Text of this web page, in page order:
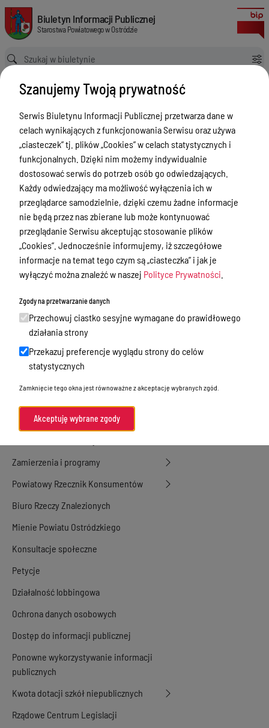
Biuro Rzeczy Znalezionych
Biuletyn Informacji Publicznej Starostwa Powiatowego w Ostródzie
Biuletyn Informacji Publicznej
Starostwa Powiatowego w Ostródzie
Ścieżka powrotu
Strona główna Informacja Biuro Rzeczy Znalezionych
Informacja
Menu Przedmiotowe
Starostwo Powiatowe
Poradnik Interesanta
Informacje o naborze
Zamówienia Publiczne
Tablica ogłoszeń
Dyżury Aptek w Powiecie Ostródzkim
Nieodpłatna Pomoc Prawna
Akty Prawne
Rejestry, ewidencje i archiwa
Budżet
Organizacja działania samorządu
powiatowego
Oświadczenia majątkowe
Zamierzenia i programy
Powiatowy Rzecznik Konsumentów
Biuro Rzeczy Znalezionych
Mienie Powiatu Ostródzkiego
Konsultacje społeczne
Petycje
Działalność lobbingowa
Ochrona danych osobowych
Dostęp do informacji publicznej
Ponowne wykorzystywanie informacji
publicznych
Kwota dotacji szkół niepublicznych
Rządowe Centrum Legislacji
Szanujemy Twoją prywatność
Serwis Biuletynu Informacji Publicznej przetwarza dane w
celach wynikających z funkcjonowania Serwisu oraz używa
„ciasteczek” tj. plików „Cookies” w celach statystycznych i
funkcjonalnych. Dzięki nim możemy indywidualnie
dostosować serwis do potrzeb osób go odwiedzających.
Każdy odwiedzający ma możliwość wyłączenia ich w
przeglądarce samodzielnie, dzięki czemu żadne informacje
nie będą przez nas zbierane lub może kontynuować
przeglądanie Serwisu akceptując stosowanie plików
„Cookies”. Jednocześnie informujemy, iż szczegółowe
informacje na temat tego czym są „ciasteczka” i jak je
wyłączyć można znaleźć w naszej Polityce Prywatności
Zgody na przetwarzanie danych
Przechowuj ciastko sesyjne wymagane do prawidłowego
działania strony
Przekazuj preferencje wyglądu strony do celów
statystycznych
Zamknięcie tego okna jest równoważne z akceptację wybranych zgód.
Akceptuję wybrane zgody